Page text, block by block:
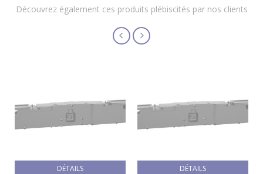
Découvrez également ces produits plébiscités par nos clients
DÉTAILS DÉTAILS